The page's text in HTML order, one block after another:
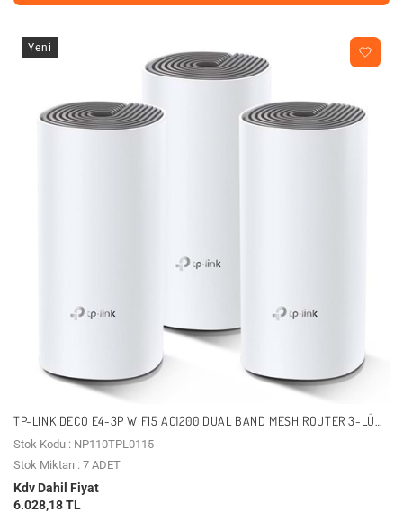
Yeni
TP-LINK DECO E4-3P WIFI5 AC1200 DUAL BAND MESH ROUTER 3-LÜ
SET
Stok Kodu : NP110TPL0115
Stok Miktarı : 7 ADET
Kdv Dahil Fiyat
6.028,18 TL